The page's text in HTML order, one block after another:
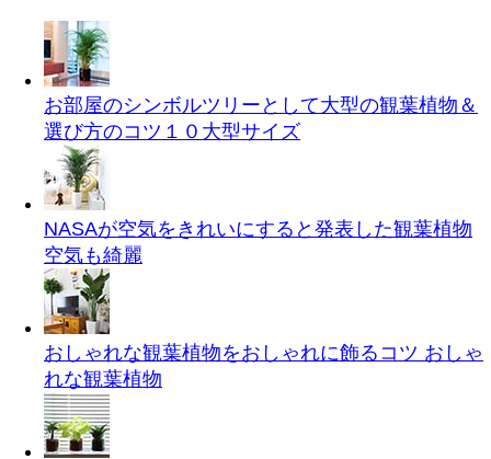
お部屋のシンボルツリーとして大型の観葉植物＆
選び方のコツ１０ 大型サイズ
NASAが空気をきれいにすると発表した観葉植物
空気も綺麗
おしゃれな観葉植物をおしゃれに飾るコツ おしゃ
れな観葉植物